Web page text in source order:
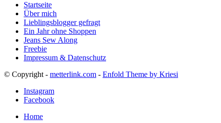
Startseite
Über mich
Lieblingsblogger gefragt
Ein Jahr ohne Shoppen
Jeans Sew Along
Freebie
Impressum & Datenschutz
© Copyright - metterlink.com - Enfold Theme by Kriesi
Instagram
Facebook
Home